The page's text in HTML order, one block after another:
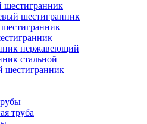
шестигранник
шестигранник
нержавеющий
стальной
шестигранник
труба